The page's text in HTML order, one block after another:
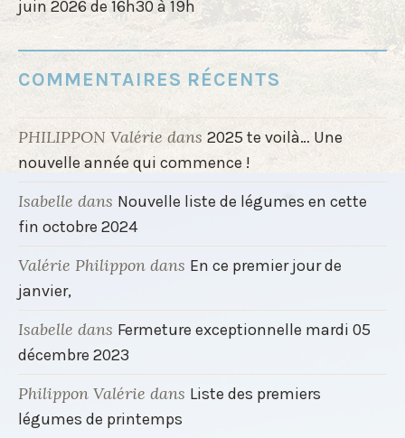
juin 2026 de 16h30 à 19h
COMMENTAIRES RÉCENTS
PHILIPPON Valérie dans 2025 te voilà… Une
nouvelle année qui commence !
Isabelle dans Nouvelle liste de légumes en cette
fin octobre 2024
Valérie Philippon dans En ce premier jour de
janvier,
Isabelle dans Fermeture exceptionnelle mardi 05
décembre 2023
Philippon Valérie dans Liste des premiers
légumes de printemps